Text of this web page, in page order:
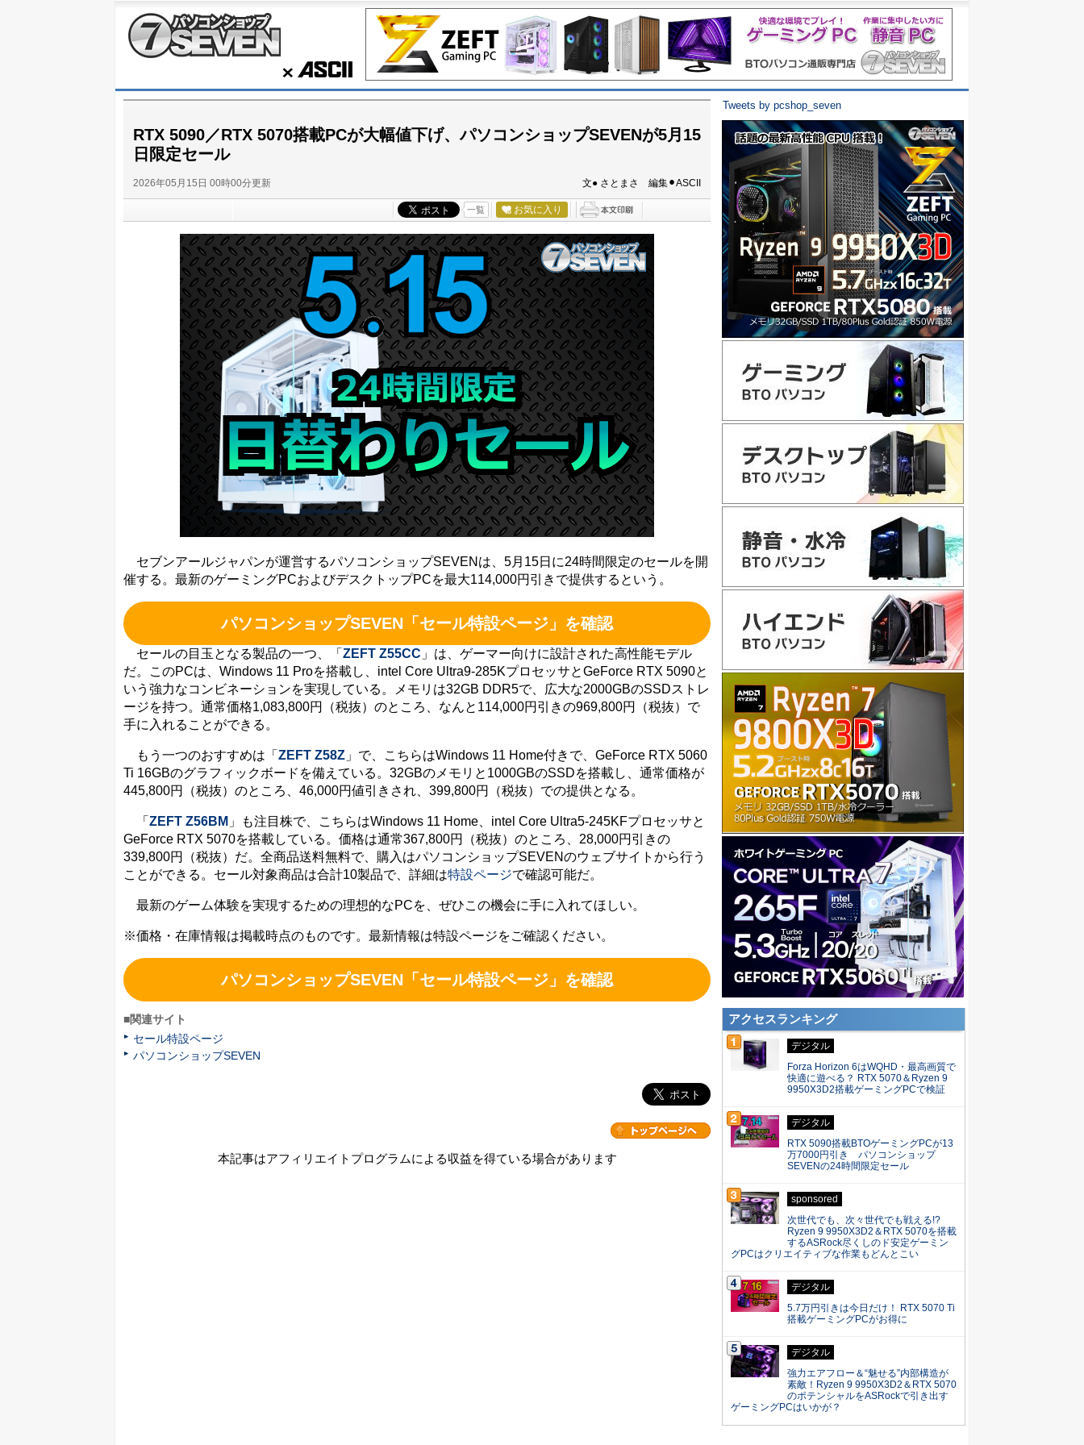
ASCII
RTX 5090／RTX 5070搭載PCが大幅値下げ、パソコンショップSEVENが5月15
日限定セール
2026年05月15日 00時00分更新 文● さとまさ 編集⚫︎ASCII
一覧 お気に入り
セブンアールジャパンが運営するパソコンショップSEVENは、5月15日に24時間限定のセールを開
催する。最新のゲーミングPCおよびデスクトップPCを最大114,000円引きで提供するという。
パソコンショップSEVEN「セール特設ページ」を確認
セールの目玉となる製品の一つ、「 ZEFT Z55CC 」は、ゲーマー向けに設計された高性能モデル
だ。このPCは、Windows 11 Proを搭載し、intel Core Ultra9-285KプロセッサとGeForce RTX 5090と
いう強力なコンビネーションを実現している。メモリは32GB DDR5で、広大な2000GBのSSDストレ
ージを持つ。通常価格1,083,800円（税抜）のところ、なんと114,000円引きの969,800円（税抜）で
手に入れることができる。
もう一つのおすすめは「 ZEFT Z58Z 」で、こちらはWindows 11 Home付きで、GeForce RTX 5060
Ti 16GBのグラフィックボードを備えている。32GBのメモリと1000GBのSSDを搭載し、通常価格が
445,800円（税抜）のところ、46,000円値引きされ、399,800円（税抜）での提供となる。
「 ZEFT Z56BM 」も注目株で、こちらはWindows 11 Home、intel Core Ultra5-245KFプロセッサと
GeForce RTX 5070を搭載している。価格は通常367,800円（税抜）のところ、28,000円引きの
339,800円（税抜）だ。全商品送料無料で、購入はパソコンショップSEVENのウェブサイトから行う
ことができる。セール対象商品は合計10製品で、詳細は特設ページで確認可能だ。
最新のゲーム体験を実現するための理想的なPCを、ぜひこの機会に手に入れてほしい。
※価格・在庫情報は掲載時点のものです。最新情報は特設ページをご確認ください。
パソコンショップSEVEN「セール特設ページ」を確認
■関連サイト
セール特設ページ
パソコンショップSEVEN
本記事はアフィリエイトプログラムによる収益を得ている場合があります
Tweets by pcshop_seven
アクセスランキング
デジタル
Forza Horizon 6はWQHD・最高画質で
快適に遊べる？ RTX 5070＆Ryzen 9
9950X3D2搭載ゲーミングPCで検証
デジタル
RTX 5090搭載BTOゲーミングPCが13
万7000円引き パソコンショップ
SEVENの24時間限定セール
sponsored
次世代でも、次々世代でも戦える!?
Ryzen 9 9950X3D2＆RTX 5070を搭載
するASRock尽くしのド安定ゲーミン
グPCはクリエイティブな作業もどんとこい
デジタル
5.7万円引きは今日だけ！ RTX 5070 Ti
搭載ゲーミングPCがお得に
デジタル
強力エアフロー＆“魅せる”内部構造が
素敵！Ryzen 9 9950X3D2＆RTX 5070
のポテンシャルをASRockで引き出す
ゲーミングPCはいかが？